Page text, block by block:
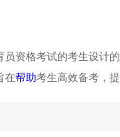
资格考试的考生设计
在帮助考生高效备考，